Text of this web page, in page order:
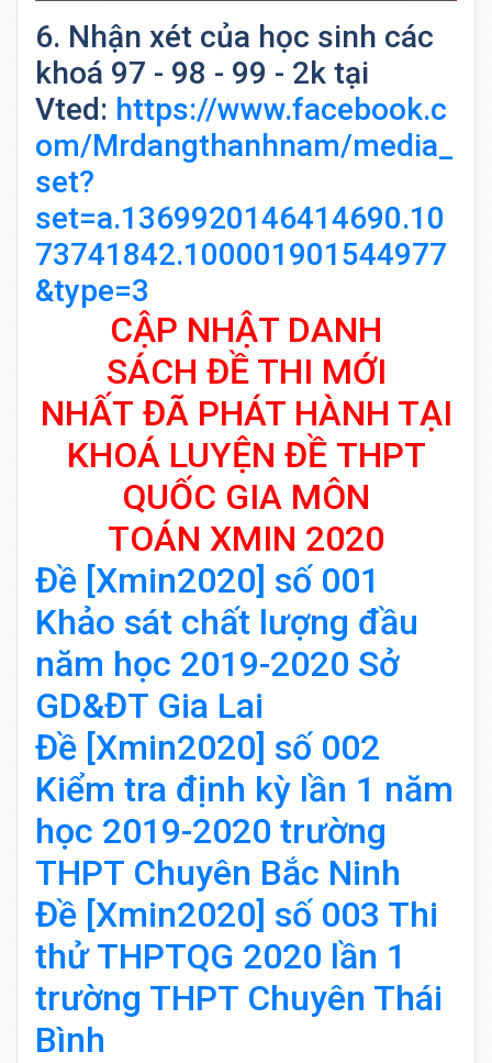
6. Nhận xét của học sinh các
khoá 97 - 98 - 99 - 2k tại
Vted: https://www.facebook.c
om/Mrdangthanhnam/media_
set?
set=a.1369920146414690.10
73741842.100001901544977
&type=3
CẬP NHẬT DANH
SÁCH ĐỀ THI MỚI
NHẤT ĐÃ PHÁT HÀNH TẠI
KHOÁ LUYỆN ĐỀ THPT
QUỐC GIA MÔN
TOÁN XMIN 2020
Đề [Xmin2020] số 001
Khảo sát chất lượng đầu
năm học 2019-2020 Sở
GD&ĐT Gia Lai
Đề [Xmin2020] số 002
Kiểm tra định kỳ lần 1 năm
học 2019-2020 trường
THPT Chuyên Bắc Ninh
Đề [Xmin2020] số 003 Thi
thử THPTQG 2020 lần 1
trường THPT Chuyên Thái
Bình